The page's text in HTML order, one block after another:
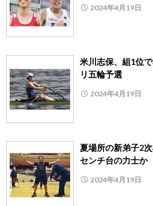
2024年4月19日
米川志保、組1位
リ五輪予選
2024年4月19日
夏場所の新弟子2
センチ台の力士か
2024年4月19日